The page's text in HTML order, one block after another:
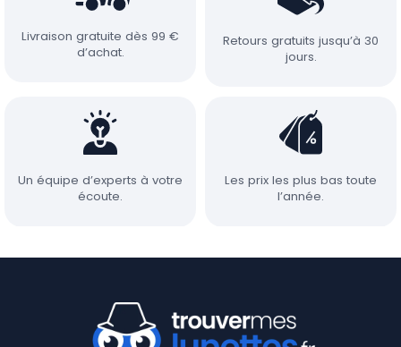
Livraison gratuite dès 99 €
d’achat.
Retours gratuits jusqu’à 30
jours.
Un équipe d’experts à votre
écoute.
Les prix les plus bas toute
l’année.